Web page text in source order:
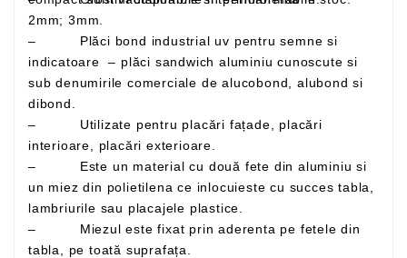
2mm; 3mm.
– Plăci bond industrial uv pentru semne si
indicatoare – plăci sandwich aluminiu cunoscute si
sub denumirile comerciale de alucobond, alubond si
dibond.
– Utilizate pentru placări fațade, placări
interioare, placări exterioare.
– Este un material cu două fete din aluminiu si
un miez din polietilena ce inlocuieste cu succes tabla,
lambriurile sau placajele plastice.
– Miezul este fixat prin aderenta pe fetele din
tabla, pe toată suprafața.